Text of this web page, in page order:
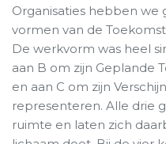
Organisaties hebben
vormen van de
De werkvorm was heel
aan B om zijn Geplande
en aan C om zijn
representeren. Alle drie
ruimte en laten zich